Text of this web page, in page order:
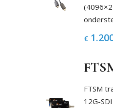
€
FTSM
12G-